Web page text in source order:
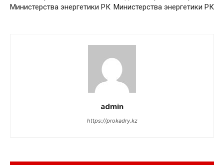
Министерства энергетики РК Министерства энергетики РК
admin
https://prokadry.kz